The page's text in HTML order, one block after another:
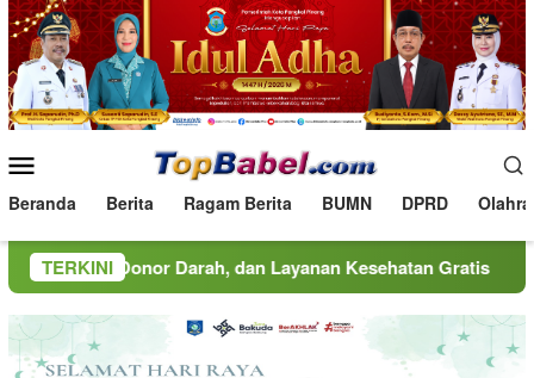
Loncat
ke
konten
Mobile
Beranda Berita Ragam Berita BUMN DPRD
TERKINI
Darah, dan Layanan Kesehatan Gratis MINDucation